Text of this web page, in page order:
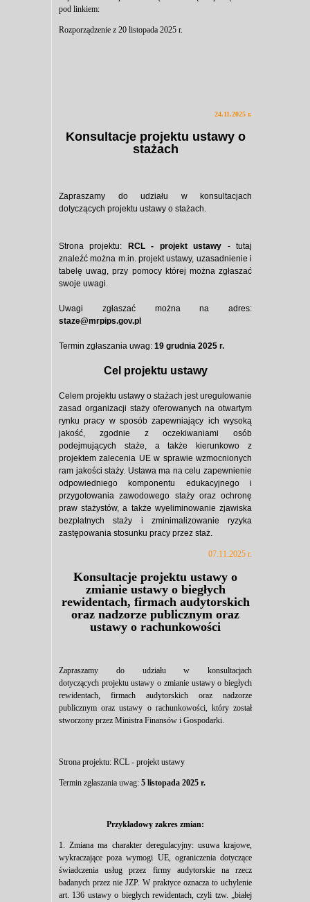
pod linkiem:
Rozporządzenie z 20 listopada 2025 r.
24.11.2025 r.
Konsultacje projektu ustawy o
stażach
Zapraszamy do udziału w konsultacjach
dotyczących projektu ustawy o stażach.
Strona projektu: RCL - projekt ustawy - tutaj
znaleźć można m.in. projekt ustawy, uzasadnienie i
tabelę uwag, przy pomocy której można zgłaszać
swoje uwagi.
Uwagi zgłaszać można na adres:
staze@mrpips.gov.pl
Termin zgłaszania uwag: 19 grudnia 2025 r.
Cel projektu ustawy
Celem projektu ustawy o stażach jest uregulowanie
zasad organizacji staży oferowanych na otwartym
rynku pracy w sposób zapewniający ich wysoką
jakość, zgodnie z oczekiwaniami osób
podejmujących staże, a także kierunkowo z
projektem zalecenia UE w sprawie wzmocnionych
ram jakości staży. Ustawa ma na celu zapewnienie
odpowiedniego komponentu edukacyjnego i
przygotowania zawodowego staży oraz ochronę
praw stażystów, a także wyeliminowanie zjawiska
bezpłatnych staży i zminimalizowanie ryzyka
zastępowania stosunku pracy przez staż.
07.11.2025 r.
Konsultacje projektu ustawy o
zmianie ustawy o biegłych
rewidentach, firmach audytorskich
oraz nadzorze publicznym oraz
ustawy o rachunkowości
Zapraszamy do udziału w konsultacjach
dotyczących projektu ustawy o zmianie ustawy o biegłych
rewidentach, firmach audytorskich oraz nadzorze
publicznym oraz ustawy o rachunkowości, który został
stworzony przez Ministra Finansów i Gospodarki.
Strona projektu: RCL - projekt ustawy
Termin zgłaszania uwag: 5 listopada 2025 r.
Przykładowy zakres zmian:
1. Zmiana ma charakter deregulacyjny: usuwa krajowe,
wykraczające poza wymogi UE, ograniczenia dotyczące
świadczenia usług przez firmy audytorskie na rzecz
badanych przez nie JZP. W praktyce oznacza to uchylenie
art. 136 ustawy o biegłych rewidentach, czyli tzw. „białej